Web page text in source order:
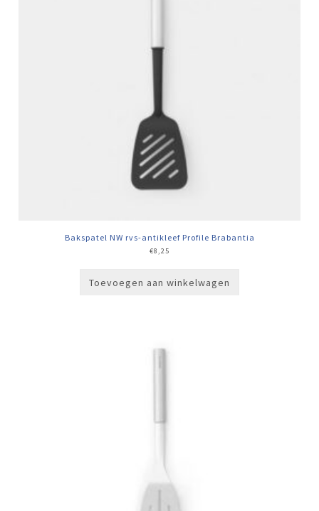
Bakspatel NW rvs-antikleef Profile Brabantia
€8,25
Toevoegen aan winkelwagen